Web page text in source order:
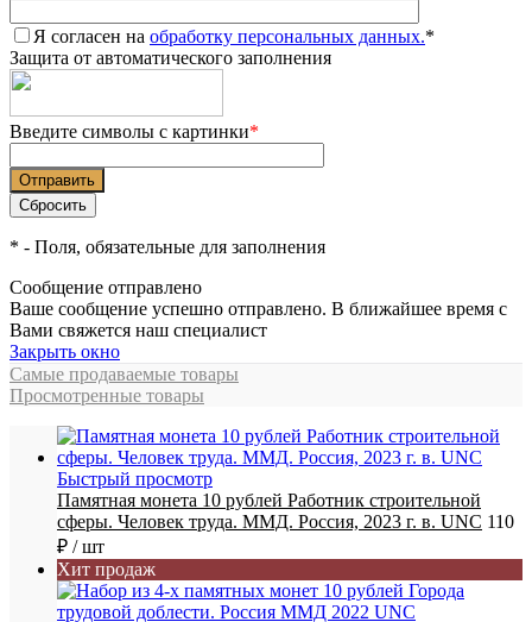
Я согласен на обработку персональных данных.*
Защита от автоматического заполнения
Введите символы с картинки*
* - Поля, обязательные для заполнения
Сообщение отправлено
Ваше сообщение успешно отправлено. В ближайшее время с
Вами свяжется наш специалист
Закрыть окно
Самые продаваемые товары
Просмотренные товары
Быстрый просмотр
Памятная монета 10 рублей Работник строительной
сферы. Человек труда. ММД. Россия, 2023 г. в. UNC 110
₽ / шт
Хит продаж